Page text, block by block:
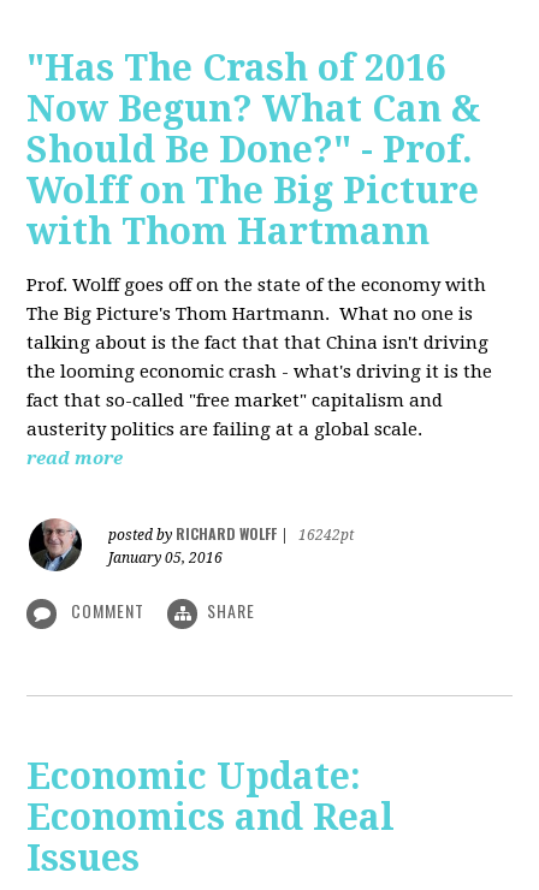
"Has The Crash of 2016
Now Begun? What Can &
Should Be Done?" - Prof.
Wolff on The Big Picture
with Thom Hartmann
Prof. Wolff goes off on the state of the economy with
The Big Picture's Thom Hartmann. What no one is
talking about is the fact that that China isn't driving
the looming economic crash - what's driving it is the
fact that so-called "free market" capitalism and
austerity politics are failing at a global scale.
read more
posted by RICHARD WOLFF
16242pt
January 05, 2016
COMMENT SHARE
Economic Update:
Economics and Real
Issues